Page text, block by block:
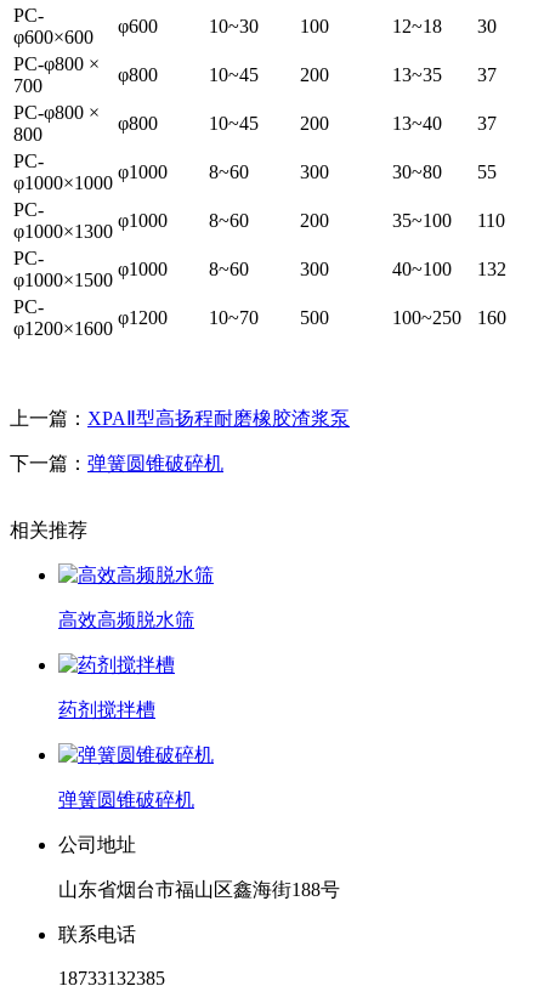
PC-
φ600×600
φ600 10~30 100 12~18
30
PC-φ800 ×
700
φ800 10~45 200 13~35
37
PC-φ800 ×
800
φ800 10~45 200 13~40
37
PC-
φ1000×1000
φ1000 8~60 300 30~80
55
PC-
φ1000×1300
φ1000 8~60 200 35~100
110
PC-
φ1000×1500
φ1000 8~60 300 40~100
132
PC-
φ1200×1600
φ1200 10~70 500 100~250 160
上一篇： XPAⅡ型高扬程耐磨橡胶渣浆泵
下一篇： 弹簧圆锥破碎机
相关推荐
高效高频脱水筛
药剂搅拌槽
弹簧圆锥破碎机
公司地址
山东省烟台市福山区鑫海街188号
联系电话
18733132385